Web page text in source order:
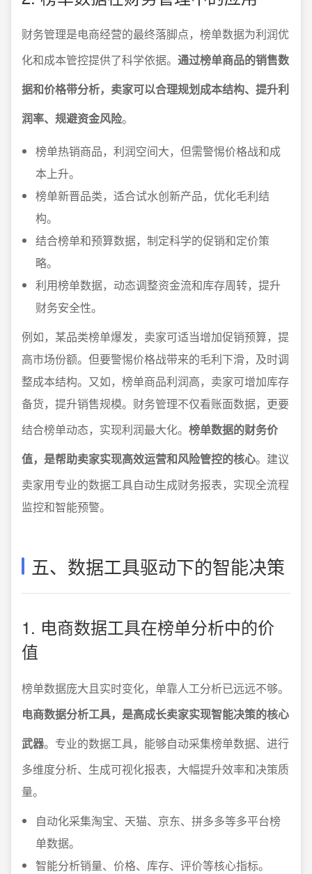
财务管理是电商经营的最终落脚点，榜单数据为利润优
化和成本管控提供了科学依据。 通过榜单商品的销售数
据和价格带分析，卖家可以合理规划成本结构、提升利
润率、规避资金风险。
榜单热销商品，利润空间大，但需警惕价格战和成
本上升。
榜单新晋品类，适合试水创新产品，优化毛利结
构。
结合榜单和预算数据，制定科学的促销和定价策
略。
利用榜单数据，动态调整资金流和库存周转，提升
财务安全性。
例如，某品类榜单爆发，卖家可适当增加促销预算，提
高市场份额。但要警惕价格战带来的毛利下滑，及时调
整成本结构。又如，榜单商品利润高，卖家可增加库存
备货，提升销售规模。财务管理不仅看账面数据，更要
结合榜单动态，实现利润最大化。 榜单数据的财务价
值，是帮助卖家实现高效运营和风险管控的核心。建议
卖家用专业的数据工具自动生成财务报表，实现全流程
监控和智能预警。
五、数据工具驱动下的智能决策
1. 电商数据工具在榜单分析中的价
值
榜单数据庞大且实时变化，单靠人工分析已远远不够。
电商数据分析工具，是高成长卖家实现智能决策的核心
武器。专业的数据工具，能够自动采集榜单数据、进行
多维度分析、生成可视化报表，大幅提升效率和决策质
量。
自动化采集淘宝、天猫、京东、拼多多等多平台榜
单数据。
智能分析销量、价格、库存、评价等核心指标。